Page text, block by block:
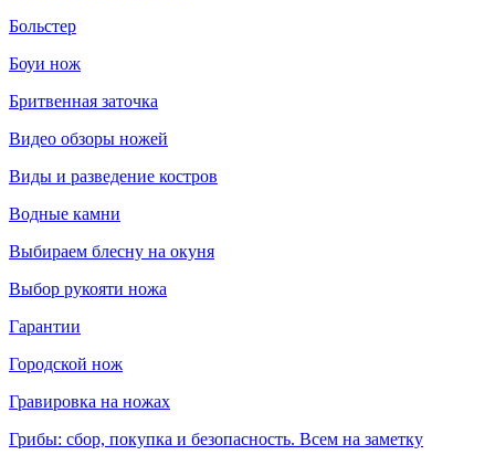
Больстер
Боуи нож
Бритвенная заточка
Видео обзоры ножей
Виды и разведение костров
Водные камни
Выбираем блесну на окуня
Выбор рукояти ножа
Гарантии
Городской нож
Гравировка на ножах
Грибы: сбор, покупка и безопасность. Всем на заметку